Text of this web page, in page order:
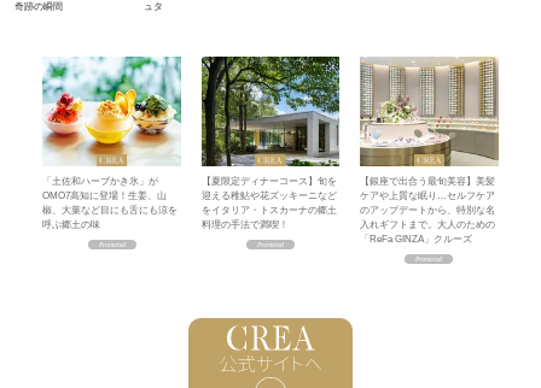
奇跡の瞬間
ュタ
「土佐和ハーブかき氷」が
OMO7高知に登場！生姜、山
椒、大葉など目にも舌にも涼を
呼ぶ郷土の味
【夏限定ディナーコース】旬を
迎える稚鮎や花ズッキーニなど
をイタリア・トスカーナの郷土
料理の手法で満喫！
【銀座で出合う最旬美容】美髪
ケアや上質な眠り…セルフケア
のアップデートから、特別な名
入れギフトまで。大人のための
「ReFa GINZA」クルーズ